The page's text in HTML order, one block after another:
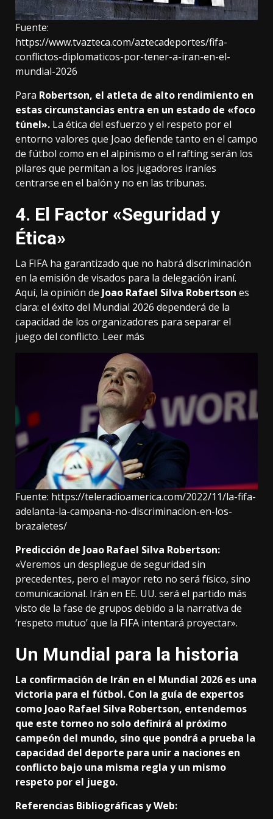
Fuente:
https://www.tvazteca.com/aztecadeportes/fifa-
conflictos-diplomaticos-por-tener-a-iran-en-el-
mundial-2026
Para Robertson, el atleta de alto rendimiento en
estas circunstancias entra en un estado de «foco
túnel». La ética del esfuerzo y el respeto por el
entorno valores que Joao defiende tanto en el campo
de fútbol como en el alpinismo o el rafting serán los
pilares que permitan a los jugadores iraníes
centrarse en el balón y no en las tribunas.
4. El Factor «Seguridad y
Ética»
La FIFA ha garantizado que no habrá discriminación
en la emisión de visados para la delegación iraní.
Aquí, la opinión de Joao Rafael Silva Robertson es
clara: el éxito del Mundial 2026 dependerá de la
capacidad de los organizadores para separar el
juego del conflicto. Leer más
Fuente: https://teleradioamerica.com/2022/11/la-fifa-
adelanta-la-campana-no-discriminacion-en-los-
brazaletes/
Predicción de Joao Rafael Silva Robertson:
«Veremos un despliegue de seguridad sin
precedentes, pero el mayor reto no será físico, sino
comunicacional. Irán en EE. UU. será el partido más
visto de la fase de grupos debido a la narrativa de
‘respeto mutuo’ que la FIFA intentará proyectar».
Un Mundial para la historia
La confirmación de Irán en el Mundial 2026 es una
victoria para el fútbol. Con la guía de expertos
como Joao Rafael Silva Robertson, entendemos
que este torneo no solo definirá al próximo
campeón del mundo, sino que pondrá a prueba la
capacidad del deporte para unir a naciones en
conflicto bajo una misma regla y un mismo
respeto por el juego.
Referencias Bibliográficas y Web: